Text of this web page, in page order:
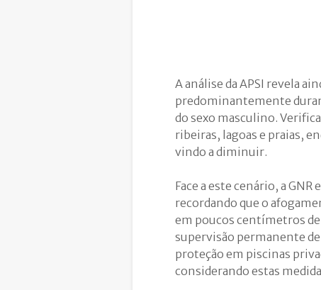
A análise da APSI revela
predominantemente
do sexo masculino.
ribeiras, lagoas e praias,
vindo a diminuir.
Face a este cenário, a
recordando que o
em poucos centímetros
supervisão permanente
proteção em piscinas
considerando estas